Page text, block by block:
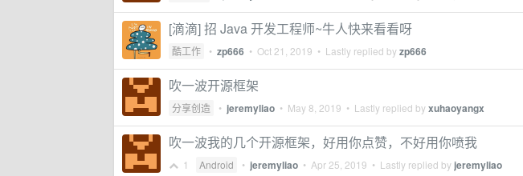
[滴滴] 招 Java 开发工程师~牛人快来看看呀
酷工作 • zp666 • Oct 21, 2019 • Lastly replied byzp666
吹一波开源框架
分享创造 • jeremyliao • May 8, 2019 • Lastly replied byxuhaoyangx
吹一波我的几个开源框架，好用你点赞，不好用你喷我
1 Android • jeremyliao • Apr 25, 2019 • Lastly replied by jeremyliao